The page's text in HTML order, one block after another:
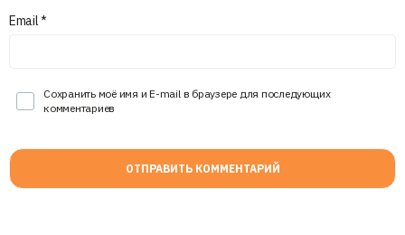
Email*
Сохранить моё имя и E-mail в браузере для последующих
комментариев